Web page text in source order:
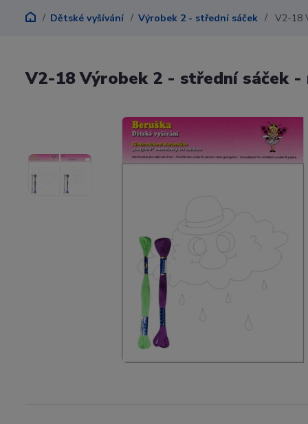
Dětské vyšívání Výrobek 2 - střední sáček V2-18
V2-18 Výrobek 2 - střední sáček -